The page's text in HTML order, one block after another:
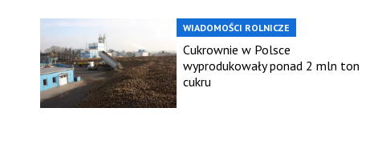
WIADOMOŚCI ROLNICZE
Cukrownie w Polsce
wyprodukowały ponad 2 mln ton
cukru